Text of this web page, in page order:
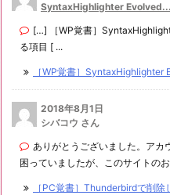
SyntaxHighlighter Evolved...
[…] ［WP覚書］
る項目 [ ...
［WP覚書］SyntaxHighlighter
2018年8月1日
シバコウ さん
ありがとうございました。アカ
困っていましたが、このサイトの
［PC覚書］Thunderbirdで削除